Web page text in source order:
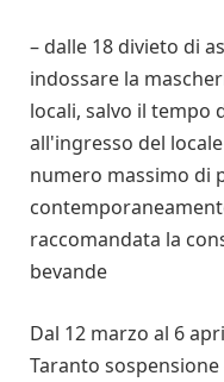
– dalle 18 divieto di
indossare la
locali, salvo il tempo
all'ingresso del
numero massimo di
raccomandata la
bevande
Dal 12 marzo al 6
Taranto